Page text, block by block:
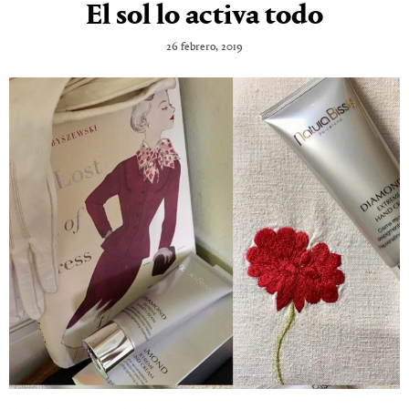
El sol lo activa todo
26 febrero, 2019